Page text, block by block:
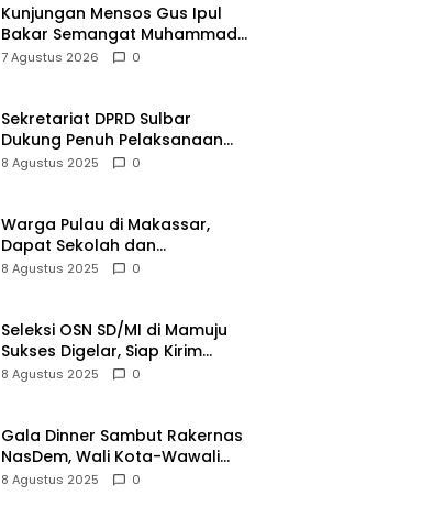
Kunjungan Mensos Gus Ipul
Bakar Semangat Muhammad
Fadhil Jangkau Anak Keluarga
7 Agustus 2026 0
Sekretariat DPRD Sulbar
Dukung Penuh Pelaksanaan
Perayaan HUT Ke-80
8 Agustus 2025 0
Warga Pulau di Makassar,
Dapat Sekolah dan
Transportasi Baru
8 Agustus 2025 0
Seleksi OSN SD/MI di Mamuju
Sukses Digelar, Siap Kirim
Perwakilan ke Tingkat Nasional
8 Agustus 2025 0
Gala Dinner Sambut Rakernas
NasDem, Wali Kota-Wawali
Makassar Jamu Ribuan Kader
8 Agustus 2025 0